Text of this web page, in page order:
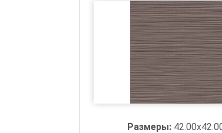
Размеры: